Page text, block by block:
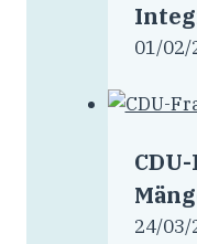
01/02/
24/03/